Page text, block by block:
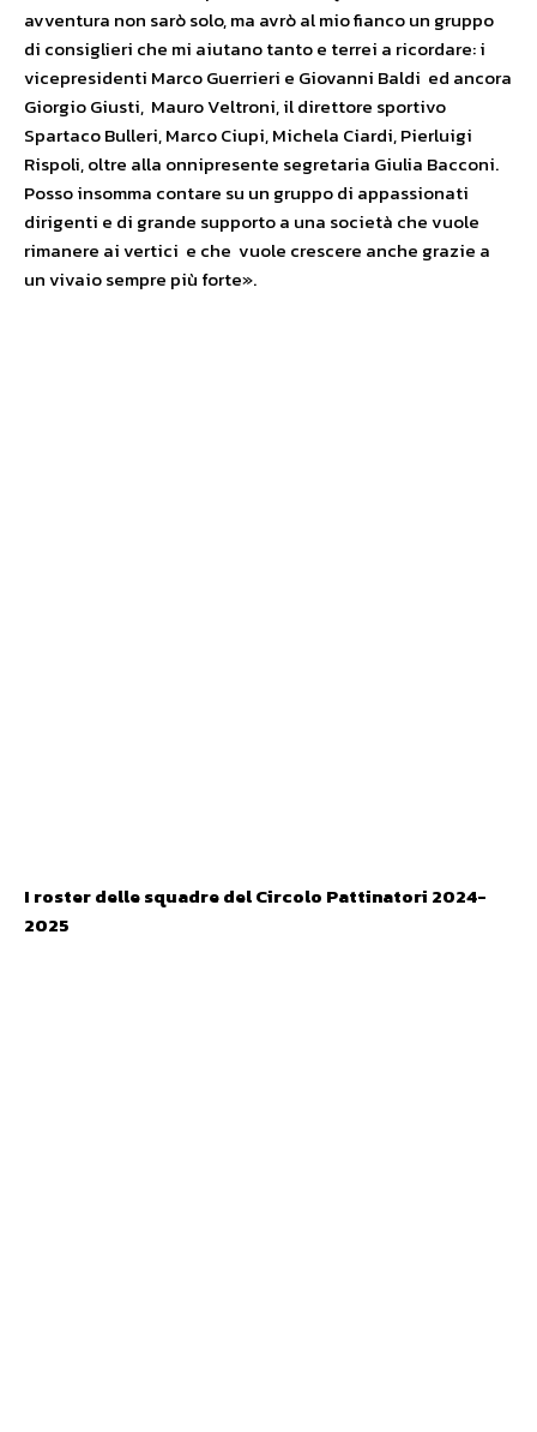
avventura non sarò solo, ma avrò al mio fianco un gruppo
di consiglieri che mi aiutano tanto e terrei a ricordare: i
vicepresidenti Marco Guerrieri e Giovanni Baldi ed ancora
Giorgio Giusti, Mauro Veltroni, il direttore sportivo
Spartaco Bulleri, Marco Ciupi, Michela Ciardi, Pierluigi
Rispoli, oltre alla onnipresente segretaria Giulia Bacconi.
Posso insomma contare su un gruppo di appassionati
dirigenti e di grande supporto a una società che vuole
rimanere ai vertici e che vuole crescere anche grazie a
un vivaio sempre più forte».
I roster delle squadre del Circolo Pattinatori 2024-
2025